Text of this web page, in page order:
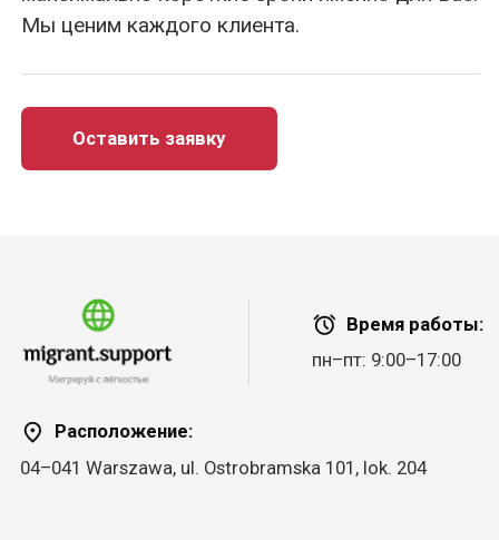
Оставить заявку
contact@migrant.support
+48 664 539 579